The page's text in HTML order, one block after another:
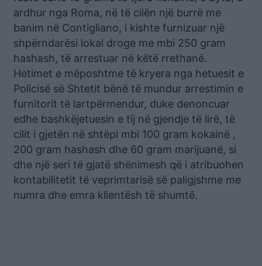
ardhur nga Roma, në të cilën një burrë me
banim në Contigliano, i kishte furnizuar një
shpërndarësi lokal droge me mbi 250 gram
hashash, të arrestuar në këtë rrethanë.
Hetimet e mëposhtme të kryera nga hetuesit e
Policisë së Shtetit bënë të mundur arrestimin e
furnitorit të lartpërmendur, duke denoncuar
edhe bashkëjetuesin e tij në gjendje të lirë, të
cilit i gjetën në shtëpi mbi 100 gram kokainë ,
200 gram hashash dhe 60 gram marijuanë, si
dhe një seri të gjatë shënimesh që i atribuohen
kontabilitetit të veprimtarisë së paligjshme me
numra dhe emra klientësh të shumtë.